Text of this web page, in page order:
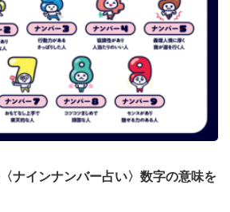
ナインナンバー占い〉数字の意味を